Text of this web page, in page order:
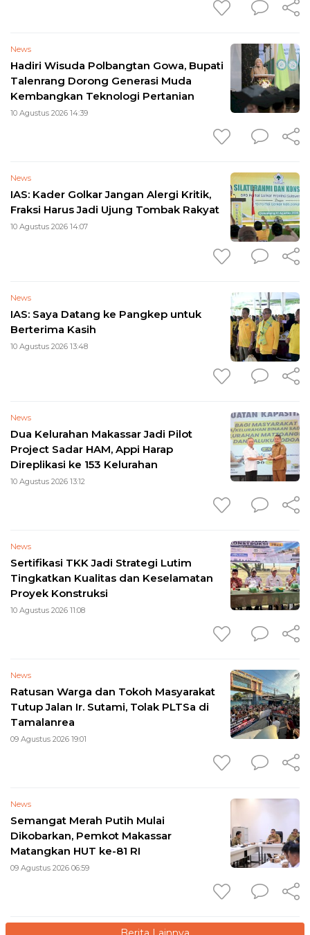
News
Hadiri Wisuda Polbangtan Gowa, Bupati
Talenrang Dorong Generasi Muda
Kembangkan Teknologi Pertanian
10 Agustus 2026 14:39
News
IAS: Kader Golkar Jangan Alergi Kritik,
Fraksi Harus Jadi Ujung Tombak Rakyat
10 Agustus 2026 14:07
News
IAS: Saya Datang ke Pangkep untuk
Berterima Kasih
10 Agustus 2026 13:48
News
Dua Kelurahan Makassar Jadi Pilot
Project Sadar HAM, Appi Harap
Direplikasi ke 153 Kelurahan
10 Agustus 2026 13:12
News
Sertifikasi TKK Jadi Strategi Lutim
Tingkatkan Kualitas dan Keselamatan
Proyek Konstruksi
10 Agustus 2026 11:08
News
Ratusan Warga dan Tokoh Masyarakat
Tutup Jalan Ir. Sutami, Tolak PLTSa di
Tamalanrea
09 Agustus 2026 19:01
News
Semangat Merah Putih Mulai
Dikobarkan, Pemkot Makassar
Matangkan HUT ke-81 RI
09 Agustus 2026 06:59